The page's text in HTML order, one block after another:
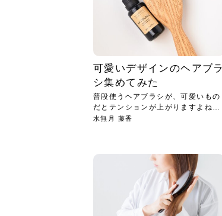
可愛いデザインのヘアブラ
シ集めてみた
普段使うヘアブラシが、可愛いもの
だとテンションが上がりますよね。
...
水無月 藤香